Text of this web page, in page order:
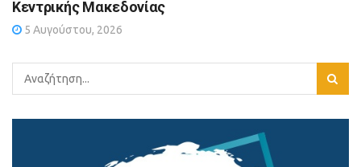
Κεντρικής Μακεδονίας
5 Αυγούστου, 2026